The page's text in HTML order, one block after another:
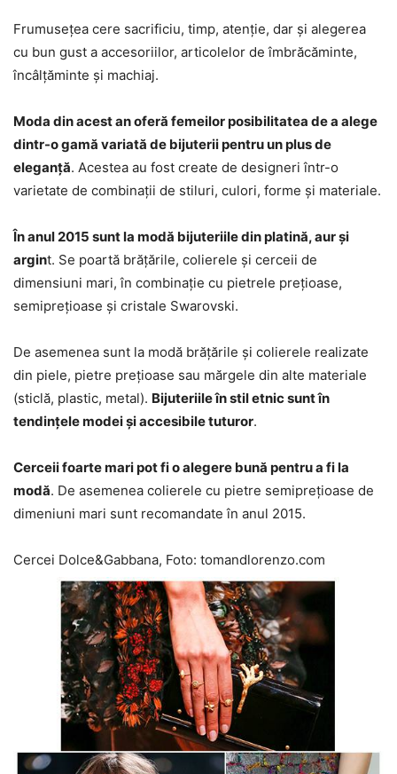
Frumusețea cere sacrificiu, timp, atenție, dar și alegerea
cu bun gust a accesoriilor, articolelor de îmbrăcăminte,
încâlțăminte și machiaj.
Moda din acest an oferă femeilor posibilitatea de a alege
dintr-o gamă variată de bijuterii pentru un plus de
eleganță. Acestea au fost create de designeri într-o
varietate de combinații de stiluri, culori, forme și materiale.
În anul 2015 sunt la modă bijuteriile din platină, aur și
argint. Se poartă brățările, colierele și cerceii de
dimensiuni mari, în combinație cu pietrele prețioase,
semiprețioase și cristale Swarovski.
De asemenea sunt la modă brățările și colierele realizate
din piele, pietre prețioase sau mărgele din alte materiale
(sticlă, plastic, metal). Bijuteriile în stil etnic sunt în
tendințele modei și accesibile tuturor.
Cerceii foarte mari pot fi o alegere bună pentru a fi la
modă. De asemenea colierele cu pietre semiprețioase de
dimeniuni mari sunt recomandate în anul 2015.
Cercei Dolce&Gabbana, Foto: tomandlorenzo.com